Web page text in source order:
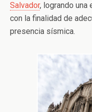
Salvador, logrando
con la finalidad de
presencia sísmica.